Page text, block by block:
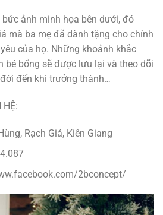
ảnh minh họa bên dưới, đó
mà ba mẹ đã dành tặng cho chính
của họ. Những khoảnh khắc
bé bổng sẽ được lưu lại và theo dõi
đến khi trưởng thành…
HỆ:
Rạch Giá, Kiên Giang
2bconcept/